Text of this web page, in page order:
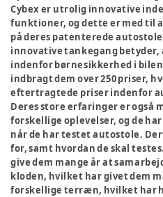
Cybex er utrolig innovative
funktioner, og dette er med til
på deres patenterede
innovative tankegang betyder,
indenfor børnesikkerhed i
indbragt dem over 250 priser,
eftertragtede priser indenfor
Deres store erfaringer er også
forskellige oplevelser, og de
når de har testet autostole.
for, samt hvordan de skal
give dem mange år at
kloden, hvilket har givet dem
forskellige terræn, hvilket har